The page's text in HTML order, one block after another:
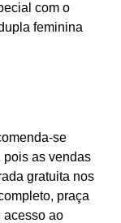
com o
feminina
se
pois as vendas
gratuita nos
praça
acesso ao